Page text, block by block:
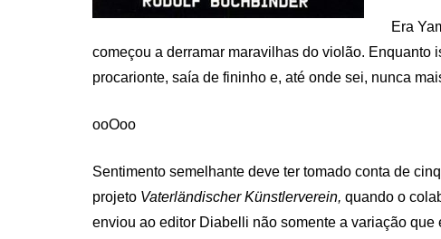
Era
começou a derramar maravilhas do violão. Enquanto
procarionte, saía de fininho e, até onde sei, nunca
ooOoo
Sentimento semelhante deve ter tomado conta de
projeto Vaterländischer Künstlerverein, quando o
enviou ao editor Diabelli não somente a variação